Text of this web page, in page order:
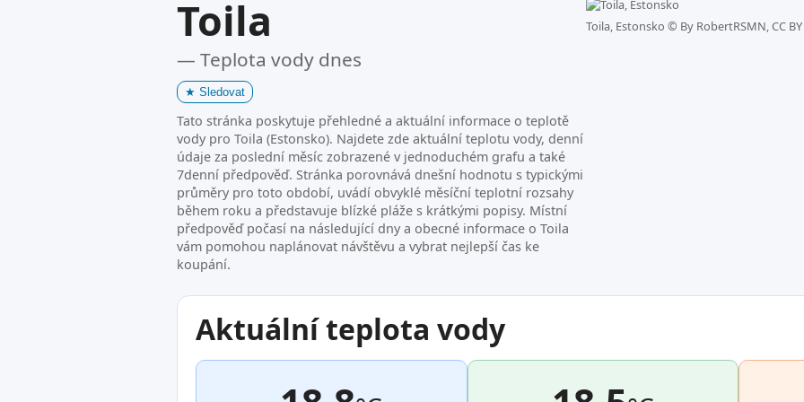
Toila
— Teplota vody dnes
★ Sledovat
Tato stránka poskytuje přehledné a aktuální informace o teplotě
vody pro Toila (Estonsko). Najdete zde aktuální teplotu vody, denní
údaje za poslední měsíc zobrazené v jednoduchém grafu a také
7denní předpověď. Stránka porovnává dnešní hodnotu s typickými
průměry pro toto období, uvádí obvyklé měsíční teplotní rozsahy
během roku a představuje blízké pláže s krátkými popisy. Místní
předpověď počasí na následující dny a obecné informace o Toila
vám pomohou naplánovat návštěvu a vybrat nejlepší čas ke
koupání.
Toila, Estonsko © By RobertRSMN, CC
Aktuální teplota vody